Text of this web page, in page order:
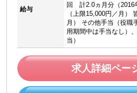
給与
回 計2.0ヵ月分（2016
（上限15,000円／月）
月） その他手当（役
用期間中は手当なし）
当）
求人詳細ペー